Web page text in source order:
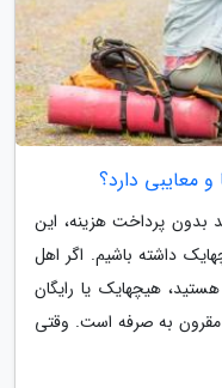
معایبی دارد؟
پرداخت هزینه، این
داشته باشیم. اگر اهل
هیچهایک یا رایگان
مقرون به صرفه است. وقتی